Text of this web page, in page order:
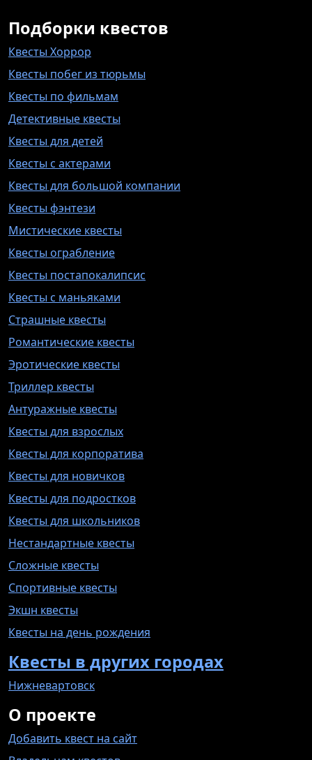
Подборки квестов
Квесты Хоррор
Квесты побег из тюрьмы
Квесты по фильмам
Детективные квесты
Квесты для детей
Квесты с актерами
Квесты для большой компании
Квесты фэнтези
Мистические квесты
Квесты ограбление
Квесты постапокалипсис
Квесты с маньяками
Страшные квесты
Романтические квесты
Эротические квесты
Триллер квесты
Антуражные квесты
Квесты для взрослых
Квесты для корпоратива
Квесты для новичков
Квесты для подростков
Квесты для школьников
Нестандартные квесты
Сложные квесты
Спортивные квесты
Экшн квесты
Квесты на день рождения
Квесты в других городах
Нижневартовск
О проекте
Добавить квест на сайт